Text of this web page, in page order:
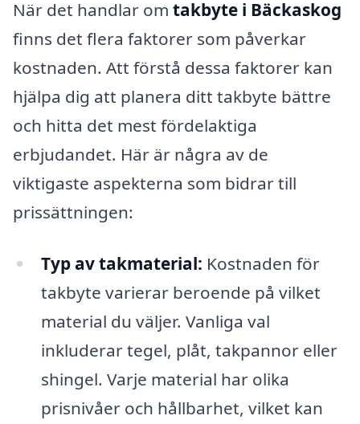
När det handlar om takbyte i Bäckaskog
finns det flera faktorer som påverkar
kostnaden. Att förstå dessa faktorer kan
hjälpa dig att planera ditt takbyte bättre
och hitta det mest fördelaktiga
erbjudandet. Här är några av de
viktigaste aspekterna som bidrar till
prissättningen:
Typ av takmaterial: Kostnaden för
takbyte varierar beroende på vilket
material du väljer. Vanliga val
inkluderar tegel, plåt, takpannor eller
shingel. Varje material har olika
prisnivåer och hållbarhet, vilket kan